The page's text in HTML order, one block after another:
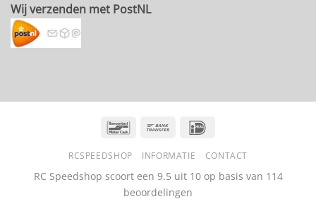
Wij verzenden met PostNL
BancontactBank
RCSPEEDSHOP INFORMATIE CONTACT
RC Speedshop scoort een 9.5 uit 10op basis van 114
beoordelingen